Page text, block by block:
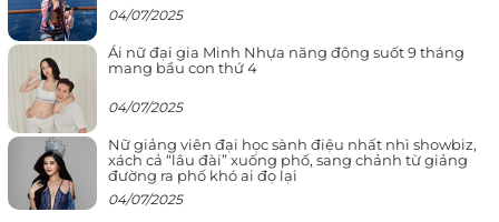
04/07/2025
Ái nữ đại gia Minh Nhựa năng động suốt 9 tháng
mang bầu con thứ 4
04/07/2025
Nữ giảng viên đại học sành điệu nhất nhì showbiz,
xách cả “lâu đài” xuống phố, sang chảnh từ giảng
đường ra phố khó ai đọ lại
04/07/2025